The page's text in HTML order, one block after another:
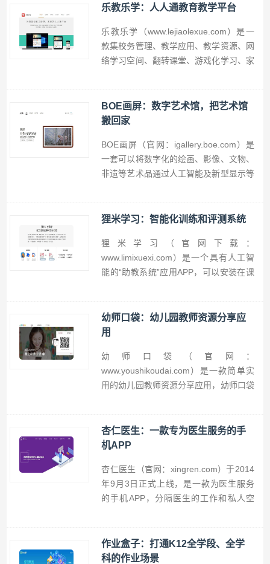
动、音乐卡片、家族等玩法，天籁K歌让
乐教乐学：人人通教育教学平台
乐教乐学（www.lejiaolexue.com）是一
款集校务管理、教学应用、教学资源、网
络学习空间、翻转课堂、游戏化学习、家
做到人人皆学、处处能学、时时可学。
BOE画屏：数字艺术馆，把艺术馆
搬回家
BOE画屏（官网：igallery.boe.com）是
一套可以将数字化的绘画、影像、文物、
非遗等艺术品通过人工智能及新型显示等
艺术馆里选择你喜欢的艺术品，一键推送
端上。
狸米学习：智能化训练和评测系统
狸米学习（官网下载：
www.limixuexi.com）是一个具有人工智
能的“助教系统”应用APP，可以安装在课
常方便。狸米学习与教材版本和教学进度
配套，为每个课时、每个单元和每个复习
测功能。
幼师口袋：幼儿园教师资源分享应
用
幼师口袋（官网：
www.youshikoudai.com）是一款简单实
用的幼儿园教师资源分享应用，幼师口袋
动等素材、制作方法，为她们的教学学习
情境设计提供解决方案，同时支持应用内
个别化学习资源素材包。
杏仁医生：一款专为医生服务的手
机APP
杏仁医生（官网：xingren.com）于2014
年9月3日正式上线，是一款为医生服务
的手机APP，分隔医生的工作和私人空
己感兴趣的患者，提升患者治疗依从性，
从而拥有更多收获，杏仁医生帮助医生提
作业盒子：打通K12全学段、全学
科的作业场景